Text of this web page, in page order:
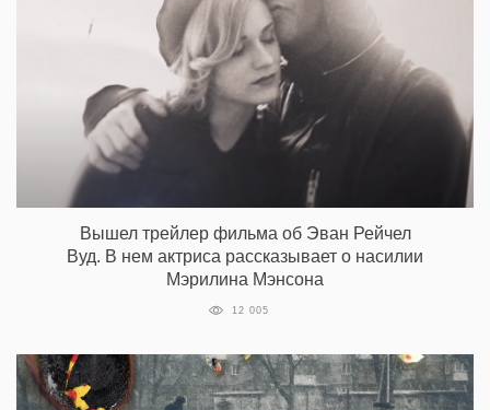
погибло неизвестное число людей: Бог насылал
на неугодных шершней, засуху, град, ядовитых
змей, язву, потоп. С учетом массовых смертей
Веллс называет цифру в 25 миллионов человек.
Любопытно, что к числу смертей, которые
вменяют в вину Господу, Веллс относит гибель
Иисуса Христа: Бог изначально спланировал его
смерть и не спас сына.
Вышел трейлер фильма об Эван Рейчел
Вуд. В нем актриса рассказывает о насилии
Мэрилина Мэнсона
12 005